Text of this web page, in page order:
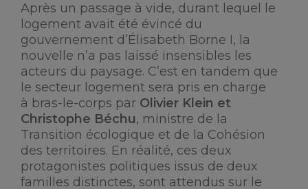
Après un passage à vide, durant lequel le
logement avait été évincé du
gouvernement d’Élisabeth Borne I, la
nouvelle n’a pas laissé insensibles les
acteurs du paysage. C’est en tandem que
le secteur logement sera pris en charge
à bras-le-corps par Olivier Klein et
Christophe Béchu, ministre de la
Transition écologique et de la Cohésion
des territoires. En réalité, ces deux
protagonistes politiques issus de deux
familles distinctes, sont attendus sur le